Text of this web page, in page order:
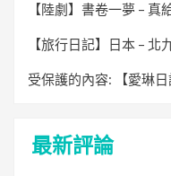
【陸劇】書卷一夢 – 真
【旅行日記】日本 – 北
受保護的內容: 【愛琳
最新評論